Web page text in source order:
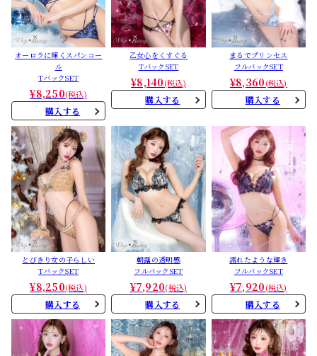
オーロラに輝くスパンコー
ル
TバックSET
¥8,250(税込)
購入する
乙女心をくすぐる
TバックSET
¥8,140(税込)
購入する
まるでプリンセス
フルバックSET
¥8,360(税込)
購入する
とびきり女の子らしい
TバックSET
¥8,250(税込)
購入する
朝露の透明感
フルバックSET
¥7,920(税込)
購入する
濡れたような輝き
フルバックSET
¥7,920(税込)
購入する